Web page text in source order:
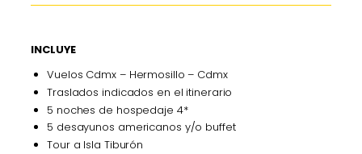
INCLUYE
Vuelos Cdmx – Hermosillo – Cdmx
Traslados indicados en el itinerario
5 noches de hospedaje 4*
5 desayunos americanos y/o buffet
Tour a Isla Tiburón